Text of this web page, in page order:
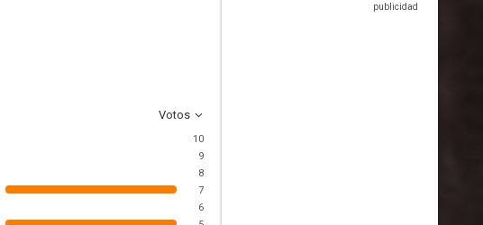
Votos
10
9
8
7
6